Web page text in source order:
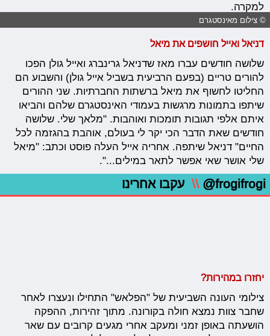
למקרה.
© צילום מאינסטגרם
דניאל ואייל חושפים את מיאל
שלושה חודשים עברו מאז שדניאל גרינברג ואייל גולן הפכו
להורים טריים (בפעם הרביעית בשביל אייל גולן) והשבוע הם
החליטו לחשוף את מיאל ברשתות החברתיות. שני ההורים
שיתפו בתמונות מרגשות בעמודי האינסטגרם שלהם והביאו
איתם אלפי תגובות תומכות ואוהבות. "מלאך שלי. שלושה
חודשים שאת הדבר הכי יקר לי בעולם, אוהבת בהגזמה לכל
החיים" דניאל שיתפה. אחריה אייל העלה פוסט וכתב: "מיאל
שלי אושר שאי אפשר לתאר במילים...".
@frogifrogi
\\ עקבו אחרינו
יחזרו במהירות?
צילומי העונה השביעית של "הפלאש" התחילו ונעצרו לאחר
שחבר צוות נמצא חולה בקורונה. מתוך זהירות, ההפקה
הושעתה באופן זמני ומעקב אחרי מגעים קרובים עם שאר